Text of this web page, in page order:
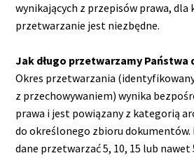
wynikających z przepisów prawa, dla
przetwarzanie jest niezbędne.
Jak długo przetwarzamy Państwa
Okres przetwarzania
z przechowywaniem) wynika
prawa i jest powiązany z kategorią
do określonego zbioru dokumentów.
dane przetwarzać 5, 10, 15 lub nawet